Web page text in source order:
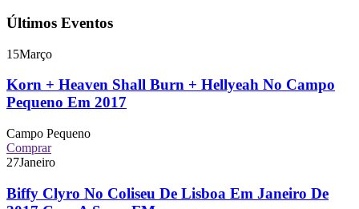
Últimos Eventos
15Março
Korn + Heaven Shall Burn + Hellyeah No Campo
Pequeno Em 2017
Campo Pequeno
Comprar
27Janeiro
Biffy Clyro No Coliseu De Lisboa Em Janeiro De